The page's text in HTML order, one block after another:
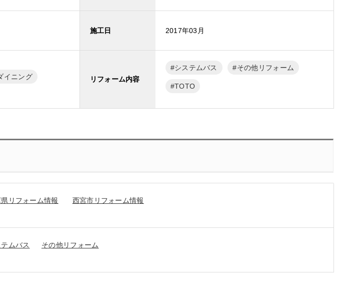
施工日 2017年03月
イニング リフォーム内容
システムバス その他リフォーム
TOTO
リフォーム情報 西宮市リフォーム情報
ムバス その他リフォーム